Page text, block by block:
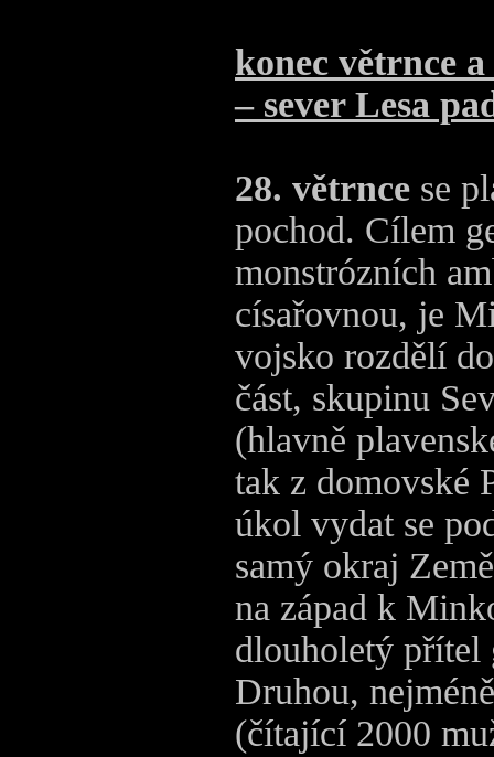
konec větrnce
– sever Lesa
28. větrnce se
pochod. Cílem
monstrózních
císařovnou, je
vojsko rozdělí
část, skupinu
(hlavně
tak z domovské
úkol vydat se
samý okraj
na západ k
dlouholetý přítel
Druhou,
(čítající 2000